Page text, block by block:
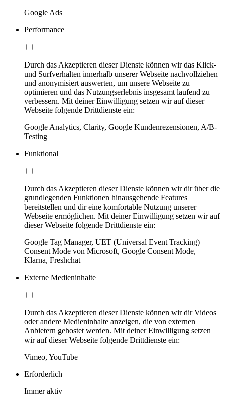
Google Ads
Performance
Durch das Akzeptieren dieser Dienste können wir das Klick-
und Surfverhalten innerhalb unserer Webseite nachvollziehen
und anonymisiert auswerten, um unsere Webseite zu
optimieren und das Nutzungserlebnis insgesamt laufend zu
verbessern. Mit deiner Einwilligung setzen wir auf dieser
Webseite folgende Drittdienste ein:
Google Analytics, Clarity, Google Kundenrezensionen, A/B-
Testing
Funktional
Durch das Akzeptieren dieser Dienste können wir dir über die
grundlegenden Funktionen hinausgehende Features
bereitstellen und dir eine komfortable Nutzung unserer
Webseite ermöglichen. Mit deiner Einwilligung setzen wir auf
dieser Webseite folgende Drittdienste ein:
Google Tag Manager, UET (Universal Event Tracking)
Consent Mode von Microsoft, Google Consent Mode,
Klarna, Freshchat
Externe Medieninhalte
Durch das Akzeptieren dieser Dienste können wir dir Videos
oder andere Medieninhalte anzeigen, die von externen
Anbietern gehostet werden. Mit deiner Einwilligung setzen
wir auf dieser Webseite folgende Drittdienste ein:
Vimeo, YouTube
Erforderlich
Immer aktiv